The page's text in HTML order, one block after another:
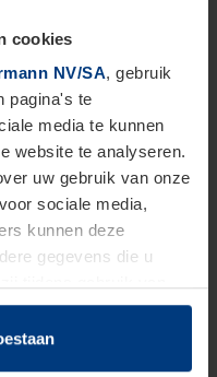
cookies
NV/SA, gebruik
pagina's te
media te kunnen
website te analyseren.
uw gebruik van onze
sociale media,
kunnen deze
gegevens die u
cookies op uw